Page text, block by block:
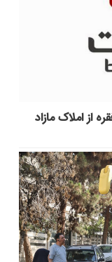
مزایده عمومی ۸۸ فقره از املاک مازاد